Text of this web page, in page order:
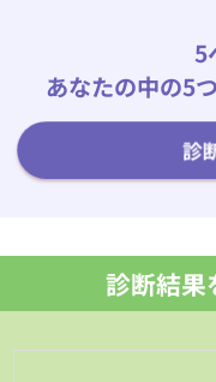
5
あなたの中の5
診
診断結果